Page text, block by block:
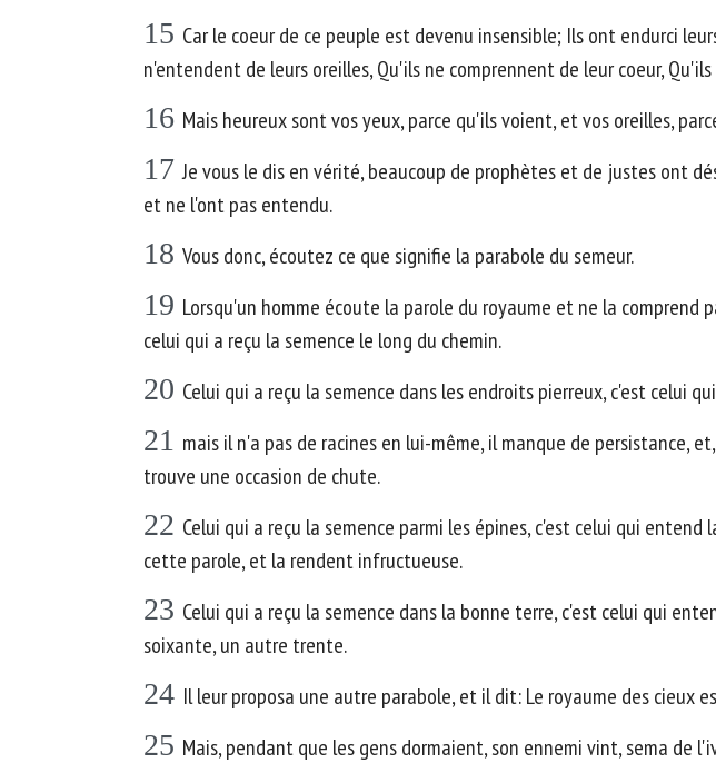
15 Car le coeur de ce peuple est devenu insensible; Ils ont endurci
n'entendent de leurs oreilles, Qu'ils ne comprennent de leur coeur,
16 Mais heureux sont vos yeux, parce qu'ils voient, et vos oreilles,
17 Je vous le dis en vérité, beaucoup de prophètes et de justes ont
et ne l'ont pas entendu.
18 Vous donc, écoutez ce que signifie la parabole du semeur.
19 Lorsqu'un homme écoute la parole du royaume et ne la
celui qui a reçu la semence le long du chemin.
20 Celui qui a reçu la semence dans les endroits pierreux, c'est celui
21 mais il n'a pas de racines en lui-même, il manque de persistance,
trouve une occasion de chute.
22 Celui qui a reçu la semence parmi les épines, c'est celui qui
cette parole, et la rendent infructueuse.
23 Celui qui a reçu la semence dans la bonne terre, c'est celui qui
soixante, un autre trente.
24 Il leur proposa une autre parabole, et il dit: Le royaume des cieux
25 Mais, pendant que les gens dormaient, son ennemi vint, sema de